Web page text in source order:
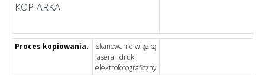
KOPIARKA
Proces kopiowania:
Skanowanie wiązką
lasera i druk
elektrofotograficzny